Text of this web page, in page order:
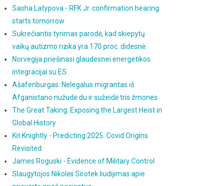
Sasha Latypova - RFK Jr. confirmation hearing
starts tomorrow
Sukrečiantis tyrimas parodė, kad skiepytų
vaikų autizmo rizika yra 170 proc. didesnė
Norvegija priešinasi glaudesnei energetikos
integracijai su ES
Ašafenburgas: Nelegalus migrantas iš
Afganistano nužudė du ir sužeidė tris žmones
The Great Taking: Exposing the Largest Heist in
Global History
Kit Knightly - Predicting 2025: Covid Origins
Revisited
James Roguski - Evidence of Military Control
Slaugytojos Nikolės Sirotek liudijimas apie